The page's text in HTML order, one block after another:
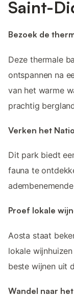
Saint-
Bezoek de
Deze thermale
ontspannen na
van het warme
prachtig
Verken het
Dit park biedt
fauna te
Proef lokale
Aosta staat
lokale
beste wijnen uit
Wandel naar